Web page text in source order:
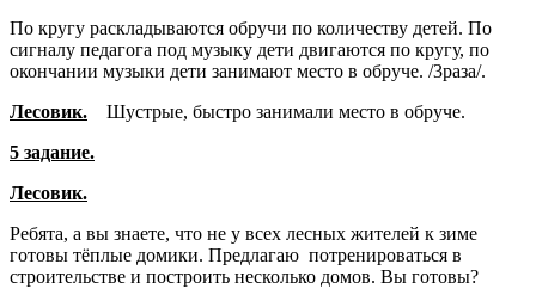
По кругу раскладываются обручи по количеству детей. По
сигналу педагога под музыку дети двигаются по кругу, по
окончании музыки дети занимают место в обруче. /3раза/.
Лесовик. Шустрые, быстро занимали место в обруче.
5 задание.
Лесовик.
Ребята, а вы знаете, что не у всех лесных жителей к зиме
готовы тёплые домики. Предлагаю потренироваться в
строительстве и построить несколько домов. Вы готовы?